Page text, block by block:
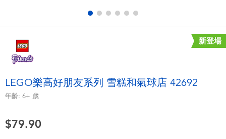
戶外及運動用品
毛毛公仔玩具
夏日用品
新登場
LEGO樂高好朋友系列 雪糕和氣球店 42692
年齡: 6+ 歲
$79.90